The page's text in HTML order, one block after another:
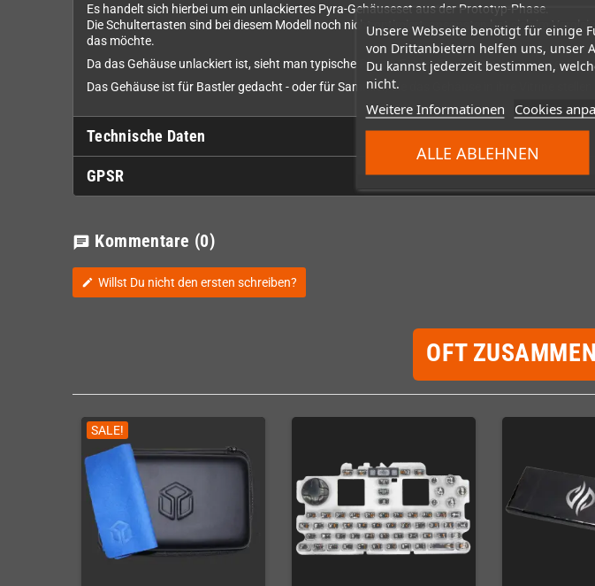
Unsere Webseite benötigt für einige
von Drittanbietern helfen uns, unser
Du kannst jederzeit bestimmen,
nicht.
Weitere Informationen Cookies
ALLE ABLEHNEN
Es handelt sich hierbei um ein unlackiertes Pyra-Gehäuseset aus der Prototyp-Phase.
Die Schultertasten sind bei diesem Modell noch nicht optimiert, ansonsten hat sich im
das möchte.
Da das Gehäuse unlackiert ist, sieht man typische Plastik-Fehler (Farbveränderungen, etc.)
Das Gehäuse ist für Bastler gedacht - oder für Sammler, die das Gehäuse in ihre Vitrine stellen
Technische Daten
GPSR
chat Kommentare (0)
edit Willst Du nicht den ersten schreiben?
OFT
SALE!